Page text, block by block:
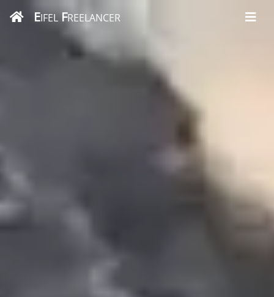
EIFELFREELANCER